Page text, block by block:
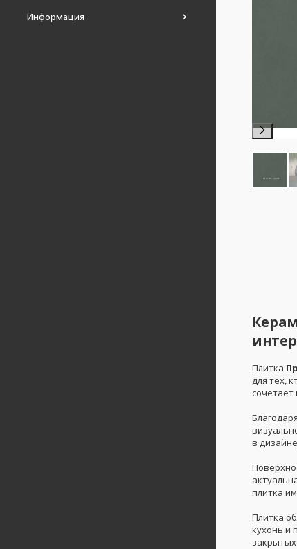
Информация
Плитка
для тех,
сочетает
Благодаря
в
плитка
Плитка
кухонь и